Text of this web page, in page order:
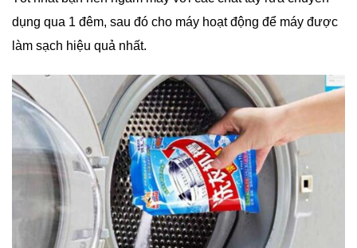
dụng qua 1 đêm, sau đó cho máy hoạt động để máy được
làm sạch hiệu quả nhất.